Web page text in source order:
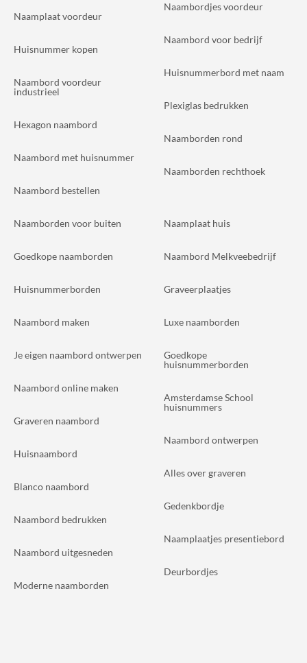
Naamplaat voordeur
Huisnummer kopen
Naambord voordeur
industrieel
Hexagon naambord
Naambord met huisnummer
Naambord bestellen
Naambordjes voordeur
Naambord voor bedrijf
Huisnummerbord met naam
Plexiglas bedrukken
Naamborden rond
Naamborden rechthoek
Naamborden voor buiten
Goedkope naamborden
Huisnummerborden
Naambord maken
Je eigen naambord ontwerpen
Naambord online maken
Graveren naambord
Huisnaambord
Blanco naambord
Naambord bedrukken
Naambord uitgesneden
Moderne naamborden
Naamplaat huis
Naambord Melkveebedrijf
Graveerplaatjes
Luxe naamborden
Goedkope
huisnummerborden
Amsterdamse School
huisnummers
Naambord ontwerpen
Alles over graveren
Gedenkbordje
Naamplaatjes presentiebord
Deurbordjes